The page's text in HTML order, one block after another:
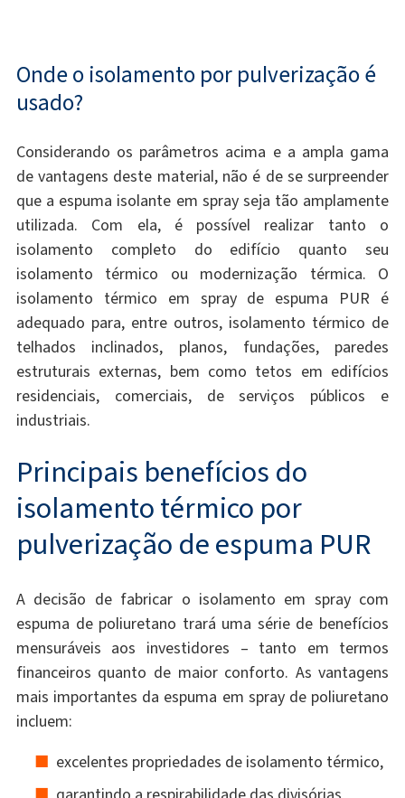
Onde o isolamento por pulverização é
usado?
Considerando os parâmetros acima e a ampla gama
de vantagens deste material, não é de se surpreender
que a espuma isolante em spray seja tão amplamente
utilizada. Com ela, é possível realizar tanto o
isolamento completo do edifício quanto seu
isolamento térmico ou modernização térmica. O
isolamento térmico em spray de espuma PUR é
adequado para, entre outros, isolamento térmico de
telhados inclinados, planos, fundações, paredes
estruturais externas, bem como tetos em edifícios
residenciais, comerciais, de serviços públicos e
industriais.
Principais benefícios do
isolamento térmico por
pulverização de espuma PUR
A decisão de fabricar o isolamento em spray com
espuma de poliuretano trará uma série de benefícios
mensuráveis ​​aos investidores – tanto em termos
financeiros quanto de maior conforto. As vantagens
mais importantes da espuma em spray de poliuretano
incluem:
excelentes propriedades de isolamento térmico,